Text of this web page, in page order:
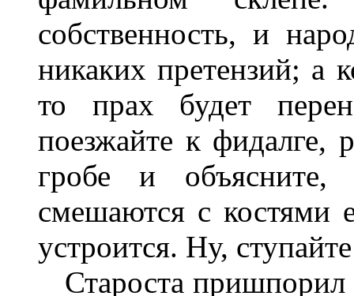
собственность, и
никаких претензий; а
то прах будет
поезжайте к фидалге,
гробе и
смешаются с костями
устроится. Ну,
Староста пришпорил